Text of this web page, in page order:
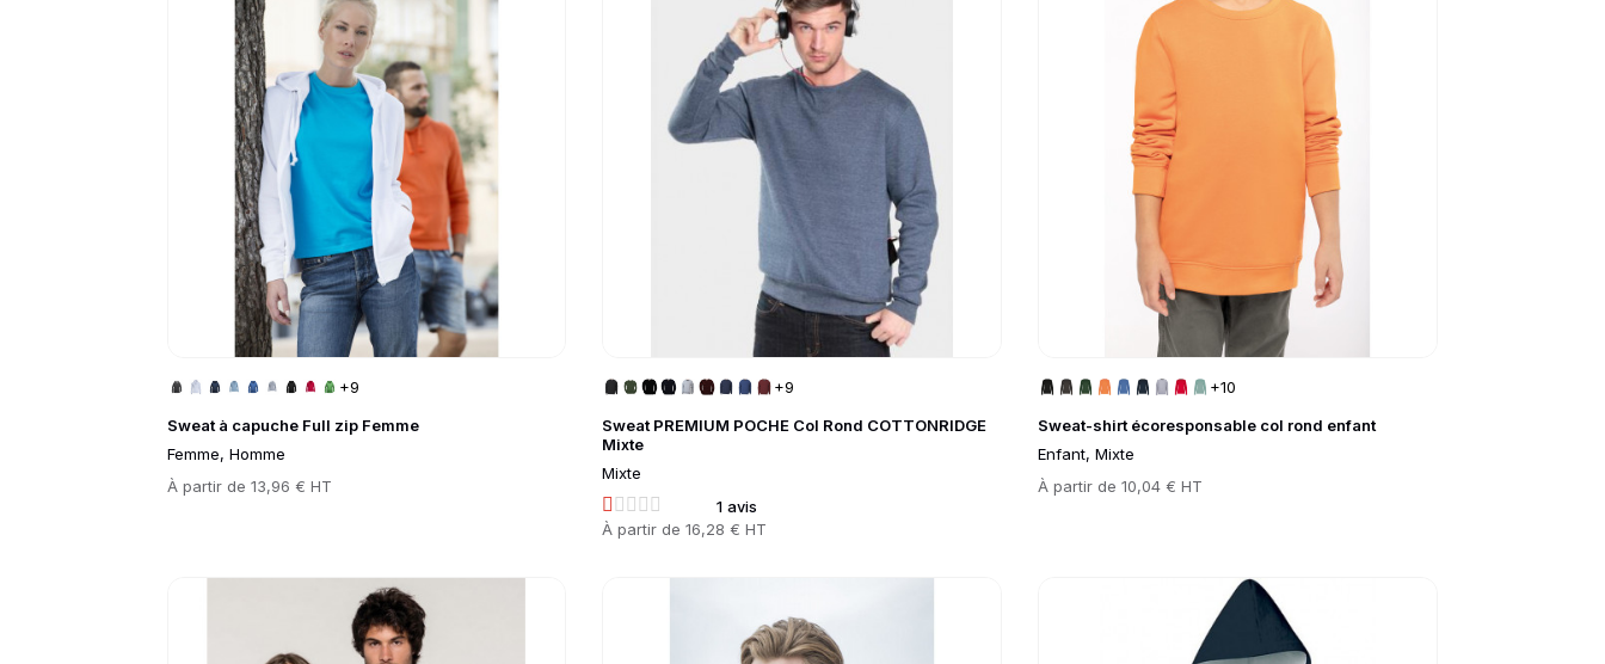
Sweat à capuche Full zip Femme
Femme, Homme
Prix
À partir de 13,96 € HT
+9
Sweat PREMIUM POCHE Col Rond COTTONRIDGE
Mixte
Mixte
1 avis
Prix
À partir de16,28 € HT
+9
Sweat-shirt écoresponsable col rond enfant
Enfant, Mixte
Prix
À partir de10,04 € HT
+10